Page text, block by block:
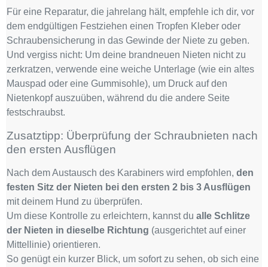
Für eine Reparatur, die jahrelang hält, empfehle ich dir, vor
dem endgültigen Festziehen einen Tropfen Kleber oder
Schraubensicherung in das Gewinde der Niete zu geben.
Und vergiss nicht: Um deine brandneuen Nieten nicht zu
zerkratzen, verwende eine weiche Unterlage (wie ein altes
Mauspad oder eine Gummisohle), um Druck auf den
Nietenkopf auszuüben, während du die andere Seite
festschraubst.
Zusatztipp: Überprüfung der Schraubnieten nach
den ersten Ausflügen
Nach dem Austausch des Karabiners wird empfohlen, den
festen Sitz der Nieten bei den ersten 2 bis 3 Ausflügen
mit deinem Hund zu überprüfen.
Um diese Kontrolle zu erleichtern, kannst du alle Schlitze
der Nieten in dieselbe Richtung (ausgerichtet auf einer
Mittellinie) orientieren.
So genügt ein kurzer Blick, um sofort zu sehen, ob sich eine